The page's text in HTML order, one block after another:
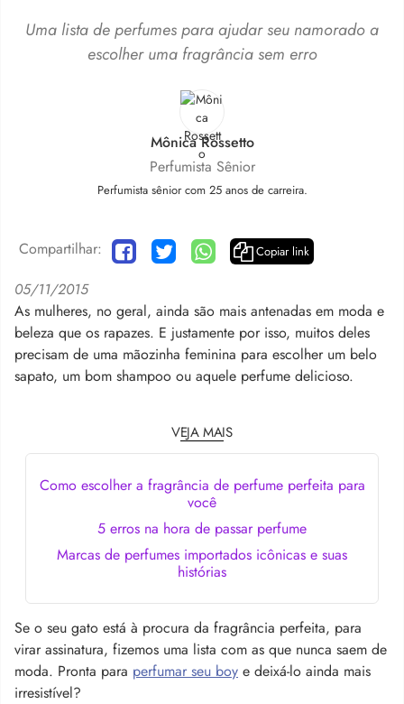
Uma lista de perfumes para ajudar seu namorado a
escolher uma fragrância sem erro
Mônica Rossetto
Perfumista Sênior
Perfumista sênior com 25 anos de carreira.
Compartilhar: Copiar link
05/11/2015
As mulheres, no geral, ainda são mais antenadas em moda e
beleza que os rapazes. E justamente por isso, muitos deles
precisam de uma mãozinha feminina para escolher um belo
sapato, um bom shampoo ou aquele perfume delicioso.
VEJA MAIS
Como escolher a fragrância de perfume perfeita para
você
5 erros na hora de passar perfume
Marcas de perfumes importados icônicas e suas
histórias
Se o seu gato está à procura da fragrância perfeita, para
virar assinatura, fizemos uma lista com as que nunca saem de
moda. Pronta para perfumar seu boy e deixá-lo ainda mais
irresistível?